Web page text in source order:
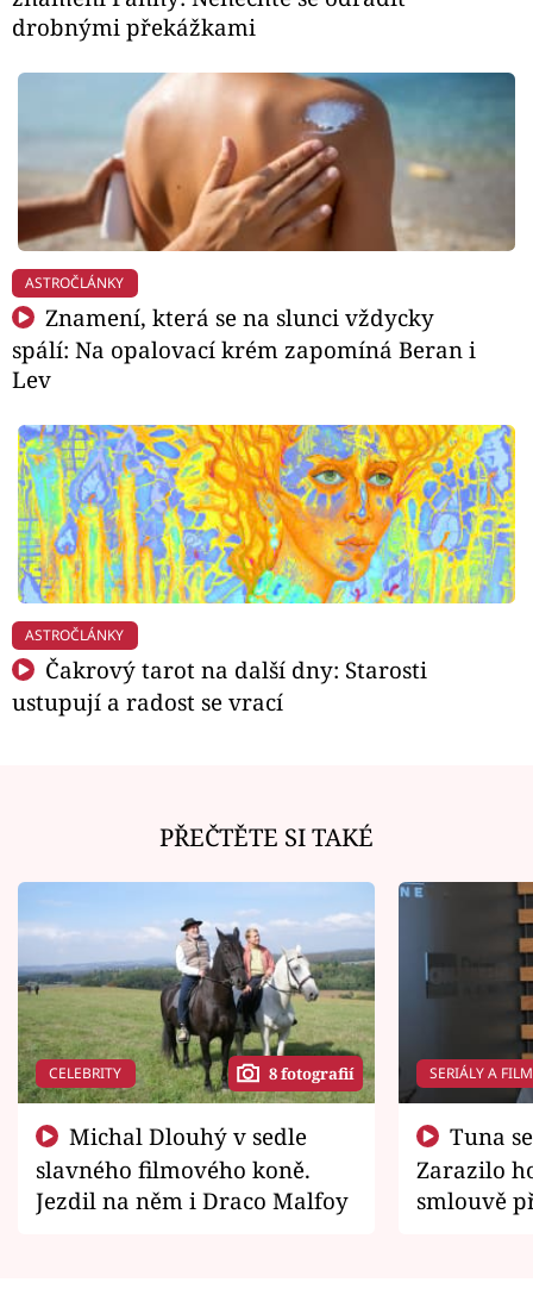
drobnými překážkami
ASTROČLÁNKY
Znamení, která se na slunci vždycky
spálí: Na opalovací krém zapomíná Beran i
Lev
ASTROČLÁNKY
Čakrový tarot na další dny: Starosti
ustupují a radost se vrací
PŘEČTĚTE SI TAKÉ
CELEBRITY 8 fotografií
slavného filmového koně.
Jezdil na něm i Draco Malfoy
SERIÁLY A
Zarazilo
smlouvě